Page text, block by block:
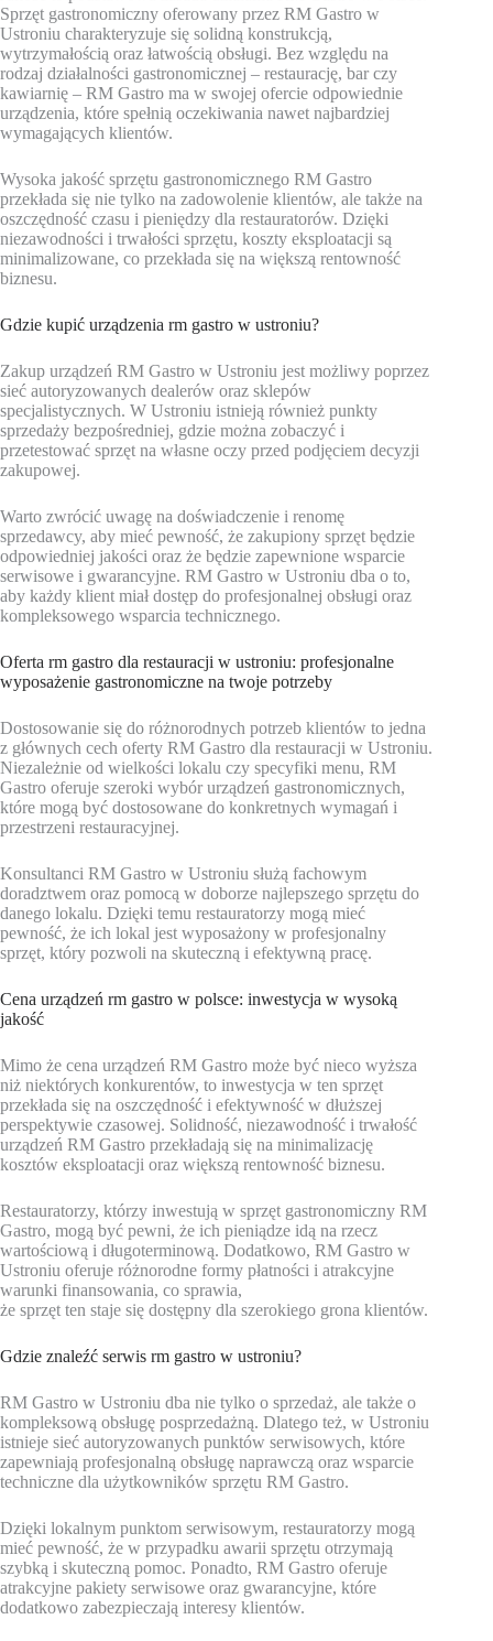
Sprzęt gastronomiczny oferowany przez RM Gastro w
Ustroniu charakteryzuje się solidną konstrukcją,
wytrzymałością oraz łatwością obsługi. Bez względu na
rodzaj działalności gastronomicznej – restaurację, bar czy
kawiarnię – RM Gastro ma w swojej ofercie odpowiednie
urządzenia, które spełnią oczekiwania nawet najbardziej
wymagających klientów.
Wysoka jakość sprzętu gastronomicznego RM Gastro
przekłada się nie tylko na zadowolenie klientów, ale także na
oszczędność czasu i pieniędzy dla restauratorów. Dzięki
niezawodności i trwałości sprzętu, koszty eksploatacji są
minimalizowane, co przekłada się na większą rentowność
biznesu.
Gdzie kupić urządzenia rm gastro w ustroniu?
Zakup urządzeń RM Gastro w Ustroniu jest możliwy poprzez
sieć autoryzowanych dealerów oraz sklepów
specjalistycznych. W Ustroniu istnieją również punkty
sprzedaży bezpośredniej, gdzie można zobaczyć i
przetestować sprzęt na własne oczy przed podjęciem decyzji
zakupowej.
Warto zwrócić uwagę na doświadczenie i renomę
sprzedawcy, aby mieć pewność, że zakupiony sprzęt będzie
odpowiedniej jakości oraz że będzie zapewnione wsparcie
serwisowe i gwarancyjne. RM Gastro w Ustroniu dba o to,
aby każdy klient miał dostęp do profesjonalnej obsługi oraz
kompleksowego wsparcia technicznego.
Oferta rm gastro dla restauracji w ustroniu: profesjonalne
wyposażenie gastronomiczne na twoje potrzeby
Dostosowanie się do różnorodnych potrzeb klientów to jedna
z głównych cech oferty RM Gastro dla restauracji w Ustroniu.
Niezależnie od wielkości lokalu czy specyfiki menu, RM
Gastro oferuje szeroki wybór urządzeń gastronomicznych,
które mogą być dostosowane do konkretnych wymagań i
przestrzeni restauracyjnej.
Konsultanci RM Gastro w Ustroniu służą fachowym
doradztwem oraz pomocą w doborze najlepszego sprzętu do
danego lokalu. Dzięki temu restauratorzy mogą mieć
pewność, że ich lokal jest wyposażony w profesjonalny
sprzęt, który pozwoli na skuteczną i efektywną pracę.
Cena urządzeń rm gastro w polsce: inwestycja w wysoką
jakość
Mimo że cena urządzeń RM Gastro może być nieco wyższa
niż niektórych konkurentów, to inwestycja w ten sprzęt
przekłada się na oszczędność i efektywność w dłuższej
perspektywie czasowej. Solidność, niezawodność i trwałość
urządzeń RM Gastro przekładają się na minimalizację
kosztów eksploatacji oraz większą rentowność biznesu.
Restauratorzy, którzy inwestują w sprzęt gastronomiczny RM
Gastro, mogą być pewni, że ich pieniądze idą na rzecz
wartościową i długoterminową. Dodatkowo, RM Gastro w
Ustroniu oferuje różnorodne formy płatności i atrakcyjne
warunki finansowania, co sprawia,
że sprzęt ten staje się dostępny dla szerokiego grona klientów.
Gdzie znaleźć serwis rm gastro w ustroniu?
RM Gastro w Ustroniu dba nie tylko o sprzedaż, ale także o
kompleksową obsługę posprzedażną. Dlatego też, w Ustroniu
istnieje sieć autoryzowanych punktów serwisowych, które
zapewniają profesjonalną obsługę naprawczą oraz wsparcie
techniczne dla użytkowników sprzętu RM Gastro.
Dzięki lokalnym punktom serwisowym, restauratorzy mogą
mieć pewność, że w przypadku awarii sprzętu otrzymają
szybką i skuteczną pomoc. Ponadto, RM Gastro oferuje
atrakcyjne pakiety serwisowe oraz gwarancyjne, które
dodatkowo zabezpieczają interesy klientów.